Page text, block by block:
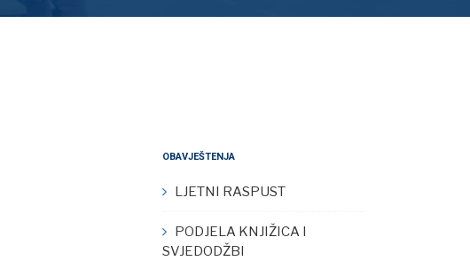
OBAVJEŠTENJA
LJETNI RASPUST
PODJELA KNJIŽICA I
SVJEDODŽBI